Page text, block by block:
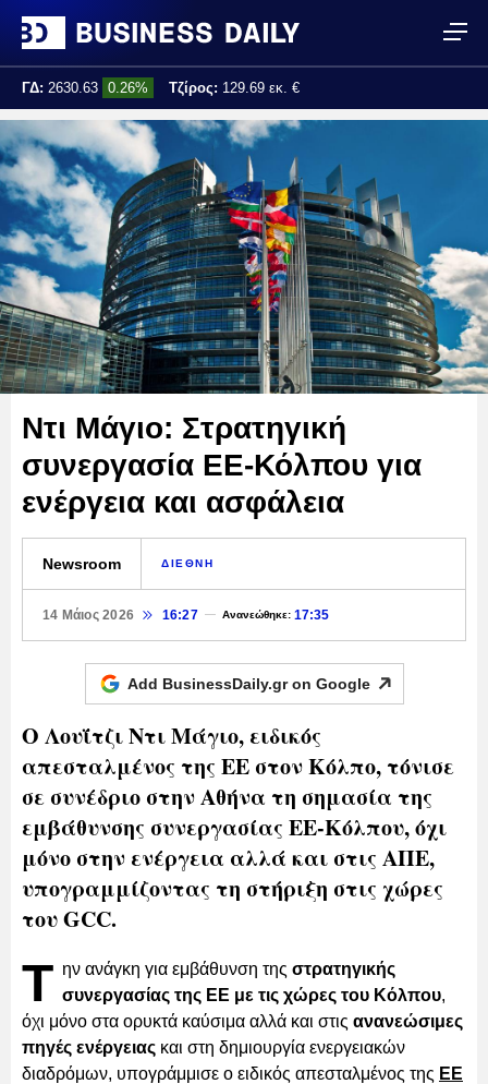
ΓΔ: 2630.63 0.26% Τζίρος: 129.69 εκ. €
Τελ. ενημέρωση: 13:46:36
Ντι Μάγιο: Στρατηγική
συνεργασία ΕΕ-Κόλπου για
ενέργεια και ασφάλεια
Newsroom ΔΙΕΘΝΗ
14 Μάιος 2026 16:27 Ανανεώθηκε:17:35
Add BusinessDaily.gr on Google
Ο Λουΐτζι Ντι Μάγιο, ειδικός
απεσταλμένος της ΕΕ στον Κόλπο, τόνισε
σε συνέδριο στην Αθήνα τη σημασία της
εμβάθυνσης συνεργασίας ΕΕ-Κόλπου, όχι
μόνο στην ενέργεια αλλά και στις ΑΠΕ,
υπογραμμίζοντας τη στήριξη στις χώρες
του GCC.
Τ ην ανάγκη για εμβάθυνση της στρατηγικής
συνεργασίας της ΕΕ με τις χώρες του Κόλπου,
όχι μόνο στα ορυκτά καύσιμα αλλά και στις ανανεώσιμες
πηγές ενέργειας και στη δημιουργία ενεργειακών
διαδρόμων, υπογράμμισε ο ειδικός απεσταλμένος της ΕΕ